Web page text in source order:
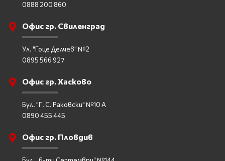
0888 200 860
Офис гр. Свиленград
Ул. "Гоце Делчев" №2
0895 566 927
Офис гр. Хасково
Бул. "Г. С. Раковски" №10 А
0890 455 445
Офис гр. Пловдив